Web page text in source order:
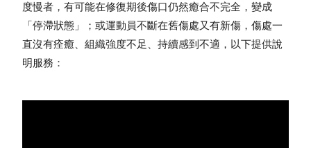
度慢者，有可能在修復期後傷口仍然癒合不完全，變成
「停滯狀態」；或運動員不斷在舊傷處又有新傷，傷處一
直沒有痊癒、組織強度不足、持續感到不適，以下提供說
明服務：